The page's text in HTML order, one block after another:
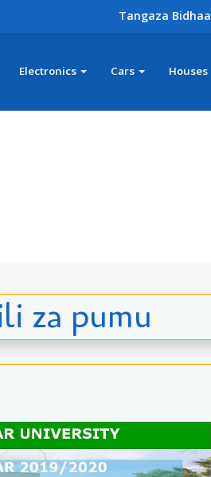
Tangaza Bidhaa
Electronics Cars Houses
za pumu